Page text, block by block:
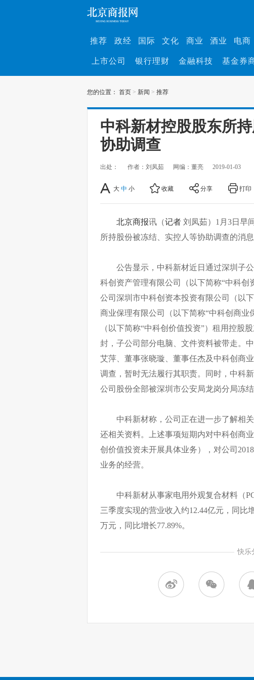
推荐 政经 国际 文化 商业 酒业 电商
上市公司 银行理财 金融科技 基金券
您的位置： 首页 > 新闻 > 推荐
中科新材控股股东所
协助调查
出处： 作者：刘凤茹 网编：董亮 2019-01-03
大 中 小 收藏 分享 打印
北京商报讯（记者 刘凤茹）1月3日早
所持股份被冻结、实控人等协助调查的消息
公告显示，中科新材近日通过深圳子
科创资产管理有限公司（以下简称“中科
公司深圳市中科创资本投资有限公司（以
商业保理有限公司（以下简称“中科创商业
（以下简称“中科创价值投资”）租用控股
封，子公司部分电脑、文件资料被带走。
艾萍、 董事张晓璇、董事任杰及中科创商
调查，暂时无法履行其职责。同时，中科
公司股份全部被深圳市公安局龙岗分局冻结
中科新材称，公司正在进一步了解相
还相关资料。上述事项短期内对中科创商
创价值投资未开展具体业务），对公司
业务的经营。
中科新材从事家电用外观复合材料（
三季度实现的营业收入约12.44亿元，同比
万元，同比增长77.89%。
快乐